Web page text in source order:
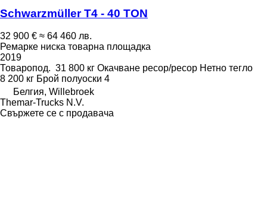
Schwarzmüller T4 - 40 TON
32 900 € ≈ 64 460 лв.
Ремарке ниска товарна площадка
2019
Товаропод. 31 800 кг Окачване ресор/ресор Нетно тегло
8 200 кг Брой полуоски 4
Белгия, Willebroek
Themar-Trucks N.V.
Свържете се с продавача